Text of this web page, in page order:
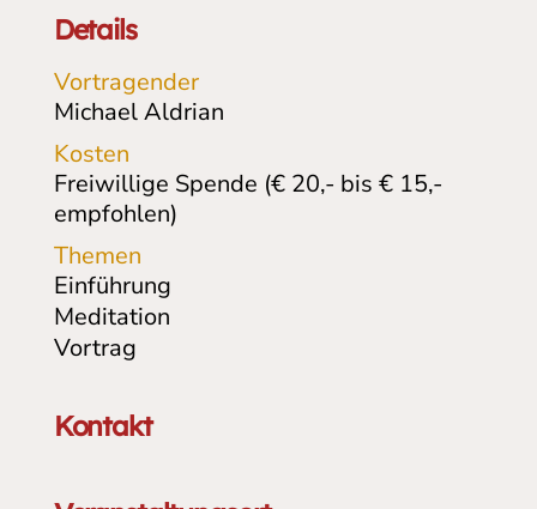
Details
Vortragender
Michael Aldrian
Kosten
Freiwillige Spende (€ 20,- bis € 15,-
empfohlen)
Themen
Einführung
Meditation
Vortrag
Kontakt